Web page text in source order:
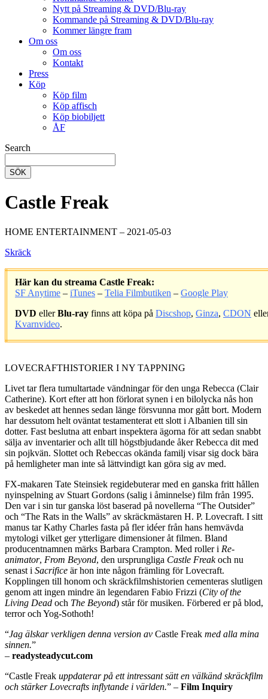
Nytt på Streaming & DVD/Blu-ray
Kommande på Streaming & DVD/Blu-ray
Kommer längre fram
Om oss
Om oss
Kontakt
Press
Köp
Köp film
Köp affisch
Köp biobiljett
ÅF
Search
SÖK
Castle Freak
HOME ENTERTAINMENT – 2021-05-03
Skräck
Här kan du streama Castle Freak:
SF Anytime – iTunes – Telia Filmbutiken – Google Play
DVD ellerBlu-ray finns att köpa på Discshop, Ginza, CDON
Kvarnvideo.
LOVECRAFTHISTORIER I NY TAPPNING
Livet tar flera tumultartade vändningar för den unga Rebecca (Clair
Catherine). Kort efter att hon förlorat synen i en bilolycka nås hon
av beskedet att hennes sedan länge försvunna mor gått bort. Modern
har dessutom helt oväntat testamenterat ett slott i Albanien till sin
dotter. Fast beslutna att enbart inspektera ägorna för att sedan snabbt
sälja av inventarier och allt till högstbjudande åker Rebecca dit med
sin pojkvän. Slottet och Rebeccas okända familj visar sig dock bära
på hemligheter man inte så lättvindigt kan göra sig av med.
FX-makaren Tate Steinsiek regidebuterar med en ganska fritt hållen
nyinspelning av Stuart Gordons (salig i åminnelse) film från 1995.
Den var i sin tur ganska löst baserad på novellerna “The Outsider”
och “The Rats in the Walls” av skräckmästaren H. P. Lovecraft. I sitt
manus tar Kathy Charles fasta på fler idéer från hans hemvävda
mytologi vilket ger ytterligare dimensioner åt filmen. Bland
producentnamnen märks Barbara Crampton. Med roller i Re-
animator, From Beyond, den ursprungliga Castle Freakoch nu
senast i Sacrifice är hon inte någon främling för Lovecraft.
Kopplingen till honom och skräckfilmshistorien cementeras slutligen
genom att ingen mindre än legendaren Fabio Frizzi (City of the
Living Dead och The Beyond) står för musiken. Förbered er på blod,
terror och Yog-Sothoth!
“Jag älskar verkligen denna version av Castle Freak med alla mina
sinnen.”
– readysteadycut.com
“Castle Freak uppdaterar på ett intressant sätt en välkänd skräckfilm
och stärker Lovecrafts inflytande i världen.” – Film Inquiry